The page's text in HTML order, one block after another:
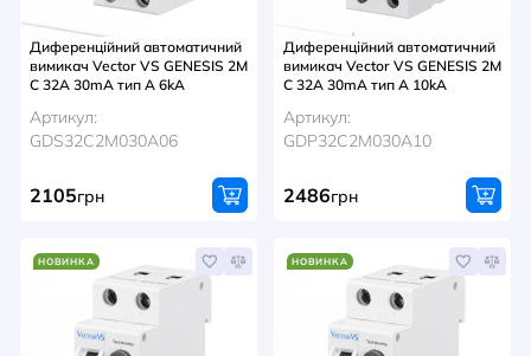
Диференційний автоматичний
вимикач Vector VS GENESIS 2M
C 32A 30mA тип A 6kA
Артикул:
GDS32C2M030A06
2105грн
Диференційний автоматичний
вимикач Vector VS GENESIS 2M
C 32A 30mA тип A 10kA
Артикул:
GDP32C2M030A10
2486грн
НОВИНКА НОВИНКА